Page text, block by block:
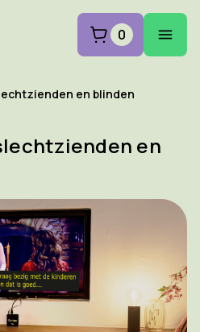
0
en blinden
en